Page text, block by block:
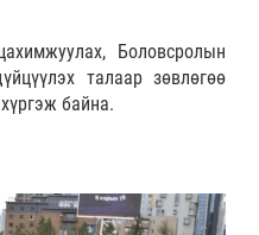
Боловсролын
талаар зөвлөгөө
байна.